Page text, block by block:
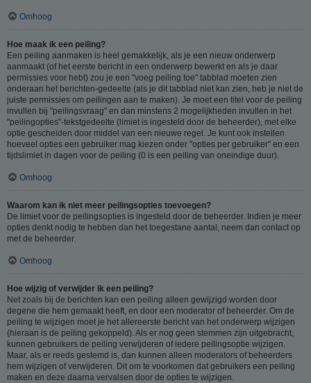
Omhoog
Hoe maak ik een peiling?
Een peiling aanmaken is heel gemakkelijk, als je een nieuw onderwerp
aanmaakt (of het eerste bericht in een onderwerp bewerkt en als je daar
permissies voor hebt) zou je een "voeg peiling toe" tabblad moeten zien
onderaan het berichten-gedeelte (als je dit tabblad niet kan zien, heb je niet de
juiste permissies om peilingen aan te maken). Je moet een titel voor de peiling
invullen bij "peilingsvraag" en dan minstens 2 mogelijkheden invullen in het
"peilingopties"-tekstgedeelte (limiet is ingesteld door de beheerder), met elke
optie gescheiden door middel van een nieuwe regel. Je kunt ook instellen
hoeveel opties een gebruiker mag kiezen onder "opties per gebruiker" en een
tijdslimiet in dagen voor de peiling (0 is een peiling van oneindige duur).
Omhoog
Waarom kan ik niet meer peilingsopties toevoegen?
De limiet voor de peilingsopties is ingesteld door de beheerder. Indien je meer
opties denkt nodig te hebben dan het toegestane aantal, neem dan contact op
met de beheerder.
Omhoog
Hoe wijzig of verwijder ik een peiling?
Net zoals bij de berichten kan een peiling alleen gewijzigd worden door
degene die hem gemaakt heeft, en door een moderator of beheerder. Om de
peiling te wijzigen moet je het allereerste bericht van het onderwerp wijzigen
(hieraan is de peiling gekoppeld). Als er nog geen stemmen zijn uitgebracht,
kunnen gebruikers de peiling verwijderen of iedere peilingsoptie wijzigen.
Maar, als er reeds gestemd is, dan kunnen alleen moderators of beheerders
hem wijzigen of verwijderen. Dit om te voorkomen dat gebruikers een peiling
maken en deze daarna vervalsen door de opties te wijzigen.